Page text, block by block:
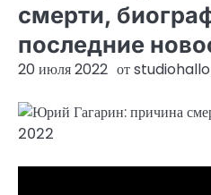
смерти,
последние
20 июля 2022 отstudiohallo_